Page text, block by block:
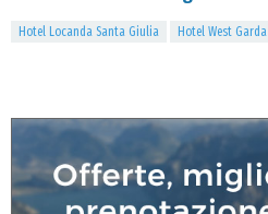
Hotel Locanda Santa Giulia Hotel West Garda